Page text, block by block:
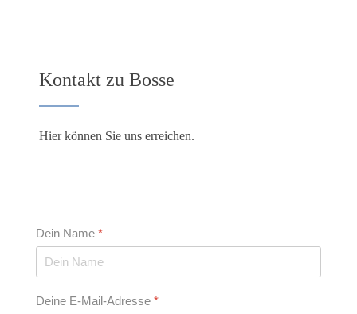
Kontakt zu Bosse
Hier können Sie uns erreichen.
Dein Name *
Deine E-Mail-Adresse *